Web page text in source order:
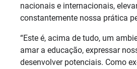
nacionais e internacionais,
constantemente nossa prática
“Este é, acima de tudo, um
amar a educação, expressar
desenvolver potenciais. Como